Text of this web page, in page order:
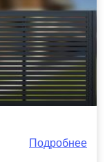
Подробнее